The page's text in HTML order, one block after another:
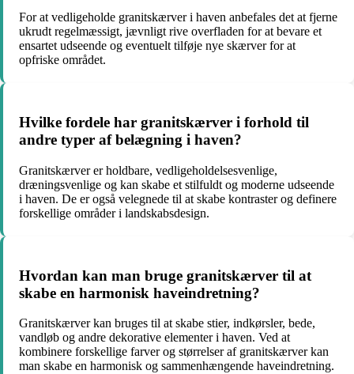
For at vedligeholde granitskærver i haven anbefales det at fjerne
ukrudt regelmæssigt, jævnligt rive overfladen for at bevare et
ensartet udseende og eventuelt tilføje nye skærver for at
opfriske området.
Hvilke fordele har granitskærver i forhold til
andre typer af belægning i haven?
Granitskærver er holdbare, vedligeholdelsesvenlige,
dræningsvenlige og kan skabe et stilfuldt og moderne udseende
i haven. De er også velegnede til at skabe kontraster og definere
forskellige områder i landskabsdesign.
Hvordan kan man bruge granitskærver til at
skabe en harmonisk haveindretning?
Granitskærver kan bruges til at skabe stier, indkørsler, bede,
vandløb og andre dekorative elementer i haven. Ved at
kombinere forskellige farver og størrelser af granitskærver kan
man skabe en harmonisk og sammenhængende haveindretning.